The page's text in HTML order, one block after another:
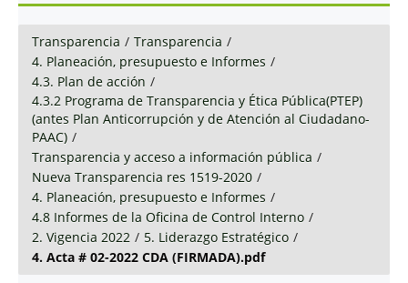
Transparencia / Transparencia /
4. Planeación, presupuesto e Informes /
4.3. Plan de acción /
4.3.2 Programa de Transparencia y Ética Pública(PTEP)
(antes Plan Anticorrupción y de Atención al Ciudadano-
PAAC) /
Transparencia y acceso a información pública /
Nueva Transparencia res 1519-2020 /
4. Planeación, presupuesto e Informes /
4.8 Informes de la Oficina de Control Interno /
2. Vigencia 2022 / 5. Liderazgo Estratégico /
4. Acta # 02-2022 CDA (FIRMADA).pdf